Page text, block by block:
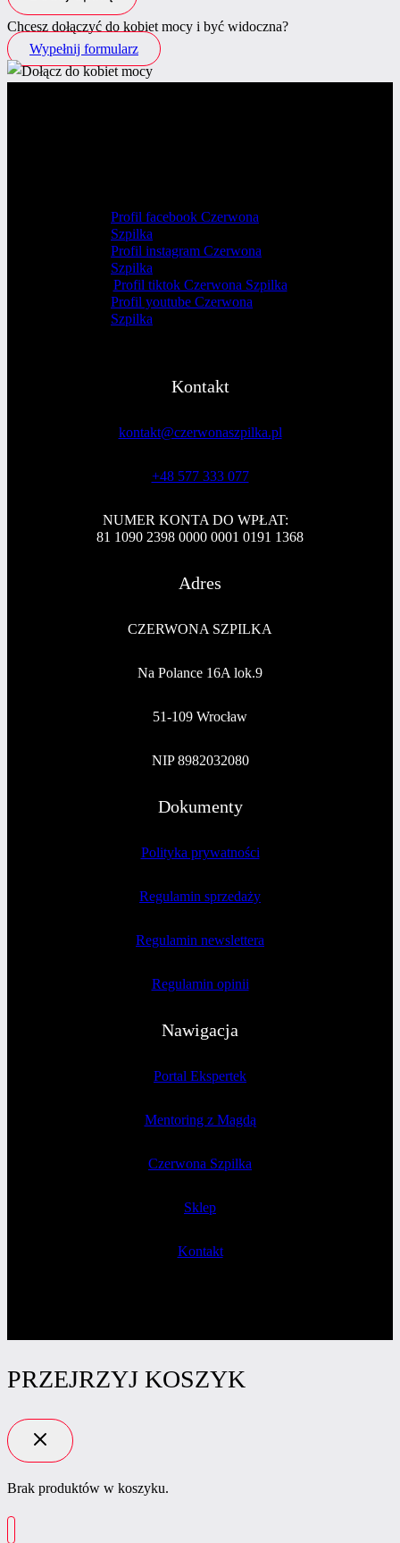
Chcesz dołączyć do kobiet mocy i być widoczna?
Wypełnij formularz
Profil facebook Czerwona
Szpilka
Profil instagram Czerwona
Szpilka
Profil tiktok Czerwona Szpilka
Profil youtube Czerwona
Szpilka
Kontakt
kontakt@czerwonaszpilka.pl
+48 577 333 077
NUMER KONTA DO WPŁAT:
81 1090 2398 0000 0001 0191 1368
Adres
CZERWONA SZPILKA
Na Polance 16A lok.9
51-109 Wrocław
NIP 8982032080
Dokumenty
Polityka prywatności
Regulamin sprzedaży
Regulamin newslettera
Regulamin opinii
Nawigacja
Portal Ekspertek
Mentoring z Magdą
Czerwona Szpilka
Sklep
Kontakt
PRZEJRZYJ KOSZYK
Brak produktów w koszyku.